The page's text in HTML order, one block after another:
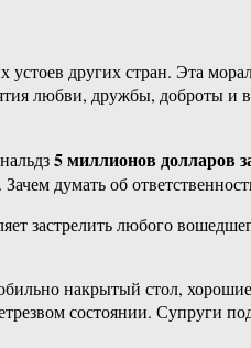
других стран. Эта
любви, дружбы, доброты и
5 миллионов долларов
думать об
застрелить любого
накрытый стол,
состоянии. Супруги